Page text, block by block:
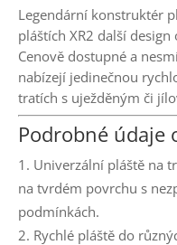
Legendární konstruktér
pláštích XR2 další
Cenově dostupné a
nabízejí jedinečnou
tratích s uježděným či
Podrobné údaje
Univerzální pláště na
na tvrdém povrchu s
podmínkách.
Rychlé pláště do